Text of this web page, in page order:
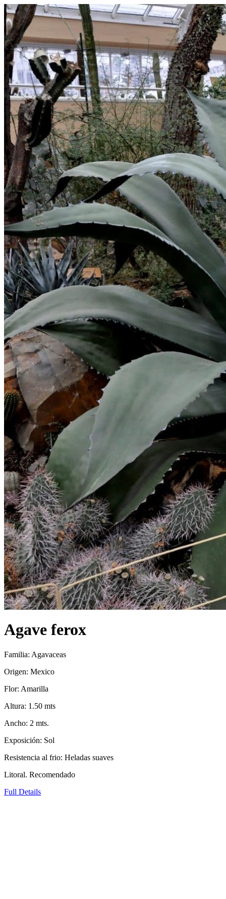
Agave ferox
Familia: Agavaceas
Origen: Mexico
Flor: Amarilla
Altura: 1.50 mts
Ancho: 2 mts.
Exposición: Sol
Resistencia al frio: Heladas suaves
Litoral. Recomendado
Full Details